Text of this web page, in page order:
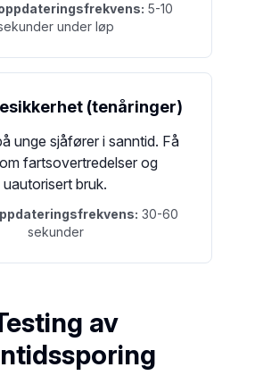
5-10
under løp
(tenåringer)
unge sjåfører i sanntid. Få
fartsovertredelser og
uautorisert bruk.
30-60
sekunder
av